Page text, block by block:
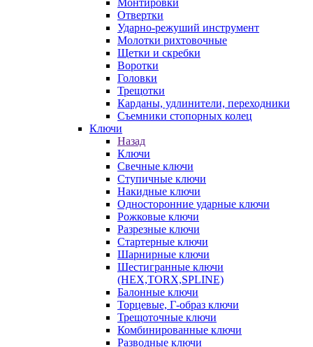
Монтировки
Отвертки
Ударно-режуший инструмент
Молотки рихтовочные
Щетки и скребки
Воротки
Головки
Трещотки
Карданы, удлинители, переходники
Съемники стопорных колец
Ключи
Назад
Ключи
Свечные ключи
Ступичные ключи
Накидные ключи
Односторонние ударные ключи
Рожковые ключи
Разрезные ключи
Стартерные ключи
Шарнирные ключи
Шестигранные ключи
(HEX,TORX,SPLINE)
Балонные ключи
Торцевые, Г-образ ключи
Трещоточные ключи
Комбинированные ключи
Разводные ключи